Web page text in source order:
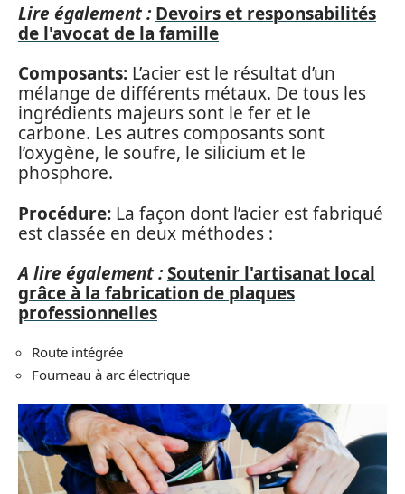
Lire également : Devoirs et responsabilités
de l'avocat de la famille
Composants: L’acier est le résultat d’un
mélange de différents métaux. De tous les
ingrédients majeurs sont le fer et le
carbone. Les autres composants sont
l’oxygène, le soufre, le silicium et le
phosphore.
Procédure: La façon dont l’acier est fabriqué
est classée en deux méthodes :
A lire également :Soutenir l'artisanat local
grâce à la fabrication de plaques
professionnelles
Route intégrée
Fourneau à arc électrique